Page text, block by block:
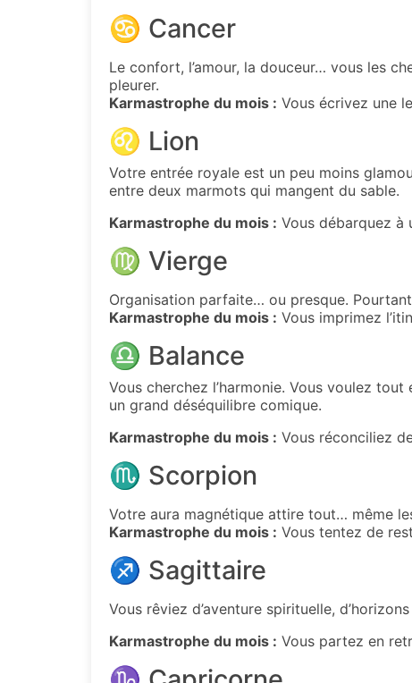
♋ Cancer
Le confort, l’amour, la douceur… vous les
pleurer.
Karmastrophe du mois : Vous écrivez une
♌ Lion
Votre entrée royale est un peu moins
entre deux marmots qui mangent du sable.
Karmastrophe du mois : Vous débarquez à
♍ Vierge
Organisation parfaite… ou presque.
Karmastrophe du mois : Vous imprimez
♎ Balance
Vous cherchez l’harmonie. Vous voulez tout
un grand déséquilibre comique.
Karmastrophe du mois : Vous réconciliez
♏ Scorpion
Votre aura magnétique attire tout… même
Karmastrophe du mois : Vous tentez de
♐ Sagittaire
Vous rêviez d’aventure spirituelle,
Karmastrophe du mois : Vous partez en